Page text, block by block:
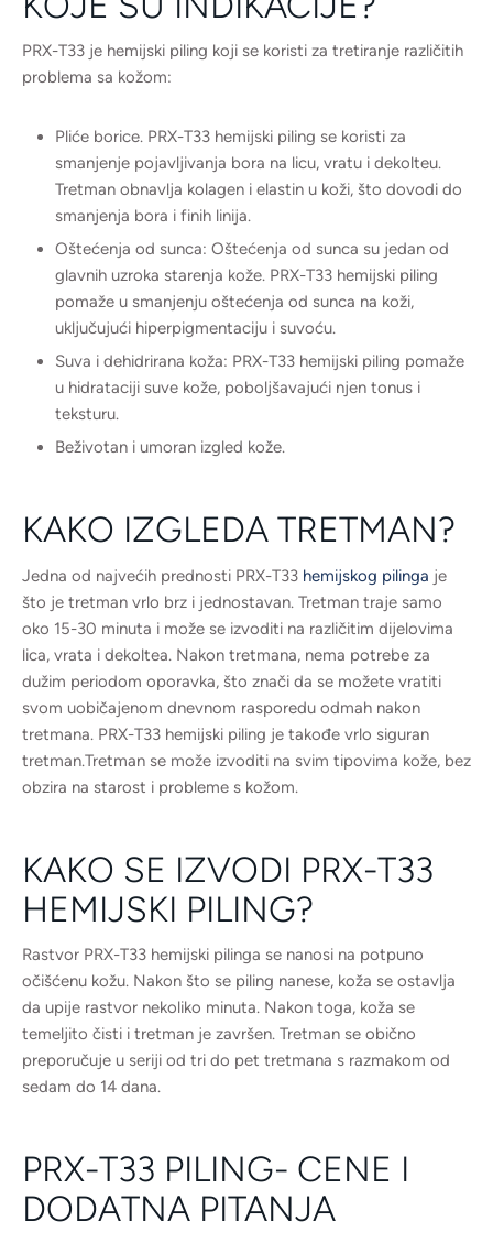
PRX-T33 je hemijski piling koji se koristi za tretiranje različitih
problema sa kožom:
Pliće borice. PRX-T33 hemijski piling se koristi za
smanjenje pojavljivanja bora na licu, vratu i dekolteu.
Tretman obnavlja kolagen i elastin u koži, što dovodi do
smanjenja bora i finih linija.
Oštećenja od sunca: Oštećenja od sunca su jedan od
glavnih uzroka starenja kože. PRX-T33 hemijski piling
pomaže u smanjenju oštećenja od sunca na koži,
uključujući hiperpigmentaciju i suvoću.
Suva i dehidrirana koža: PRX-T33 hemijski piling pomaže
u hidrataciji suve kože, poboljšavajući njen tonus i
teksturu.
Beživotan i umoran izgled kože.
KAKO IZGLEDA TRETMAN?
Jedna od najvećih prednosti PRX-T33 hemijskog pilinga je
što je tretman vrlo brz i jednostavan. Tretman traje samo
oko 15-30 minuta i može se izvoditi na različitim dijelovima
lica, vrata i dekoltea. Nakon tretmana, nema potrebe za
dužim periodom oporavka, što znači da se možete vratiti
svom uobičajenom dnevnom rasporedu odmah nakon
tretmana. PRX-T33 hemijski piling je takođe vrlo siguran
tretman.Tretman se može izvoditi na svim tipovima kože, bez
obzira na starost i probleme s kožom.
KAKO SE IZVODI PRX-T33
HEMIJSKI PILING?
Rastvor PRX-T33 hemijski pilinga se nanosi na potpuno
očišćenu kožu. Nakon što se piling nanese, koža se ostavlja
da upije rastvor nekoliko minuta. Nakon toga, koža se
temeljito čisti i tretman je završen. Tretman se obično
preporučuje u seriji od tri do pet tretmana s razmakom od
sedam do 14 dana.
PRX-T33 PILING- CENE I
DODATNA PITANJA